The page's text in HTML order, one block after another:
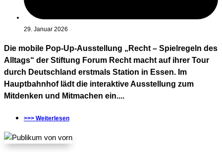
29. Januar 2026
Die mobile Pop-Up-Ausstellung „Recht – Spielregeln des
Alltags“ der Stiftung Forum Recht macht auf ihrer Tour
durch Deutschland erstmals Station in Essen. Im
Hauptbahnhof lädt die interaktive Ausstellung zum
Mitdenken und Mitmachen ein....
>>> Weiterlesen